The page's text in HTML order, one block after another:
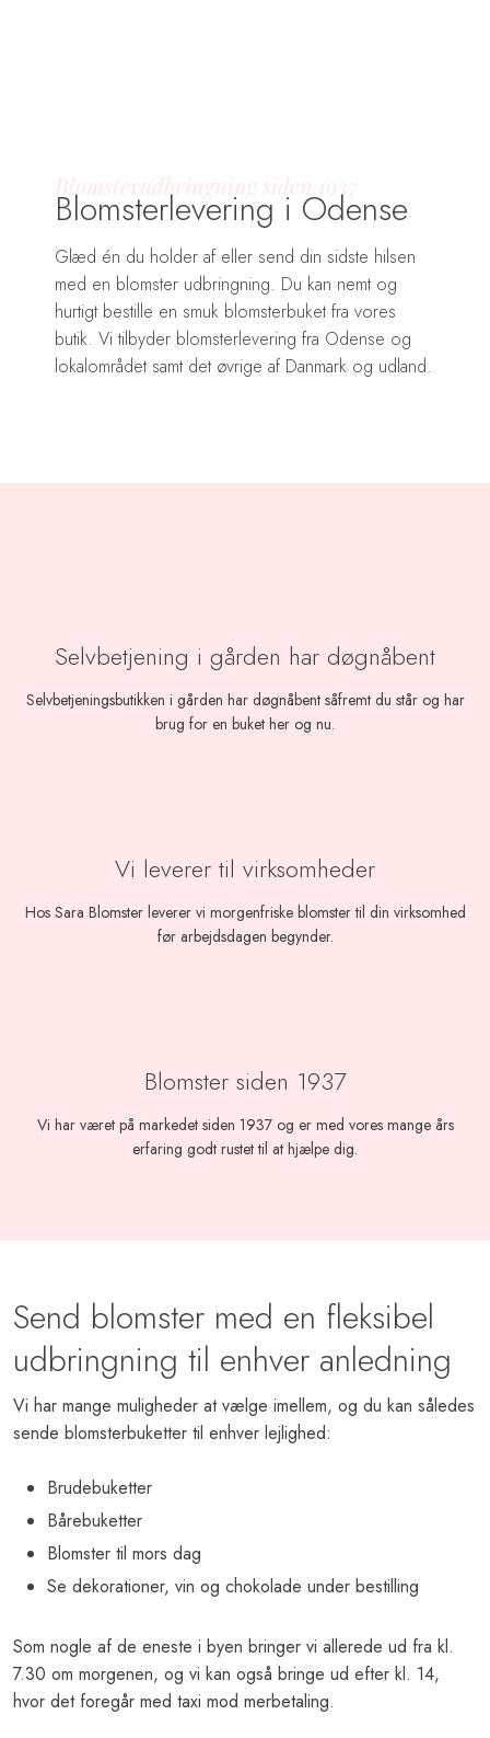
Blomsterudbringning siden 1937
Blomsterlevering i Odense
​Glæd én du holder af eller send din sidste hilsen
med en blomster udbringning. Du kan nemt og
hurtigt bestille en smuk blomsterbuket fra vores
butik. Vi tilbyder blomsterlevering fra Odense og
lokalområdet samt det øvrige af Danmark og udland.​
Selvbetjening i gården har døgnåbent
Selvbetjeningsbutikken i gården har døgnåbent såfremt du står og har
brug for en buket her og nu.
Vi leverer til virksomheder
Hos Sara Blomster leverer vi morgenfriske blomster til din virksomhed
før arbejdsdagen begynder.
Blomster siden 1937
Vi har været på markedet siden 1937 og er med vores mange års
erfaring godt rustet til at hjælpe dig.
Send blomster med en fleksibel
udbringning til enhver anledning
Vi har mange muligheder at vælge imellem, og du kan således
sende blomsterbuketter til enhver lejlighed:
Brudebuketter
Bårebuketter
Blomster til mors dag
Se dekorationer, vin og chokolade underbestilling
Som nogle af de eneste i byen bringer vi allerede ud fra kl.
7.30 om morgenen, og vi kan også bringe ud efter kl. 14,
hvor det foregår med taxi mod merbetaling.